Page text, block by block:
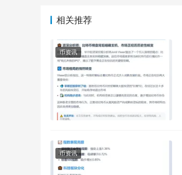
相关推荐
币资讯
币资讯